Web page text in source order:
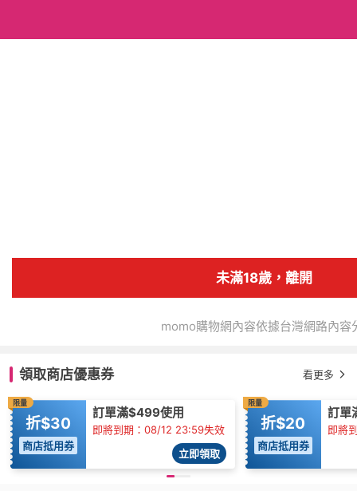
未滿18歲，離開
momo購物網內容依據台灣網路內
領取商店優惠券 看更多
限量
折$30
商店抵用券
訂單滿$499使用
即將到期：08/12 23:59失效
立即領取
限量
折$20
商店抵用券
訂單
即將